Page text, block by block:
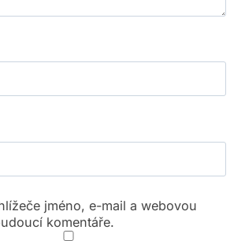
jméno, e-mail a webovou
komentáře.